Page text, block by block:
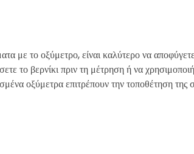
με το οξύμετρο, είναι καλύτερο να
το βερνίκι πριν τη μέτρηση ή να
οξύμετρα επιτρέπουν την τοποθέτηση